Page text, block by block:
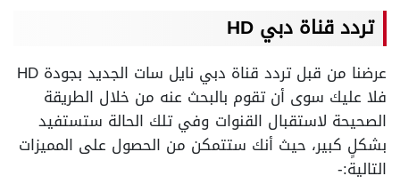
تردد قناة دبي HD
عرضنا من قبل تردد قناة دبي نايل سات الجديد بجودة HD
فلا عليك سوى أن تقوم بالبحث عنه من خلال الطريقة
الصحيحة لاستقبال القنوات وفي تلك الحالة ستستفيد
بشكلٍ كبير، حيث أنك ستتمكن من الحصول على المميزات
التالية:-